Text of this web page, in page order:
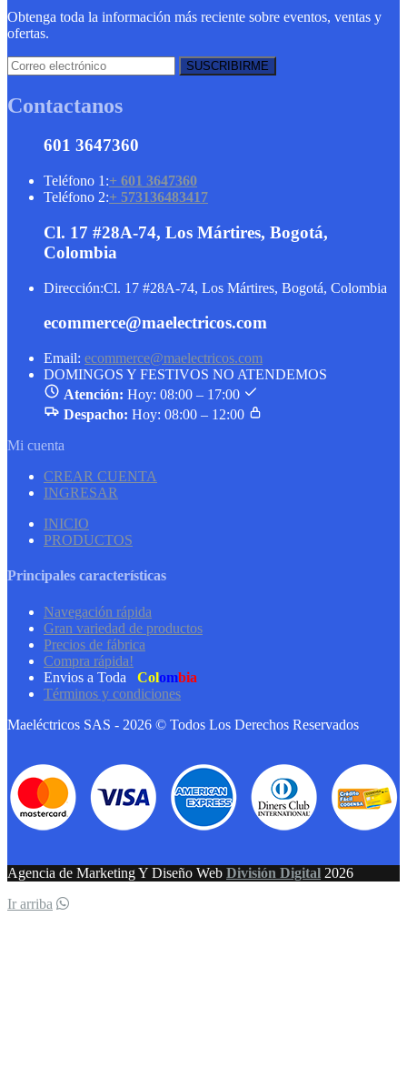
Obtenga toda la información más reciente sobre eventos, ventas y
ofertas.
Contactanos
601 3647360
Teléfono 1:+ 601 3647360
Teléfono 2:+ 573136483417
Cl. 17 #28A-74, Los Mártires, Bogotá,
Colombia
Dirección:Cl. 17 #28A-74, Los Mártires, Bogotá, Colombia
ecommerce@maelectricos.com
Email: ecommerce@maelectricos.com
DOMINGOS Y FESTIVOS NO ATENDEMOS
Atención: Hoy: 08:00 – 17:00
Despacho: Hoy: 08:00 – 12:00
Mi cuenta
CREAR CUENTA
INGRESAR
INICIO
PRODUCTOS
Principales características
Navegación rápida
Gran variedad de productos
Precios de fábrica
Compra rápida!
Envios a Toda
Colombia
Términos y condiciones
Maeléctricos SAS - 2026 © Todos Los Derechos Reservados
Agencia de Marketing Y Diseño Web División Digital 2026
Ir arriba